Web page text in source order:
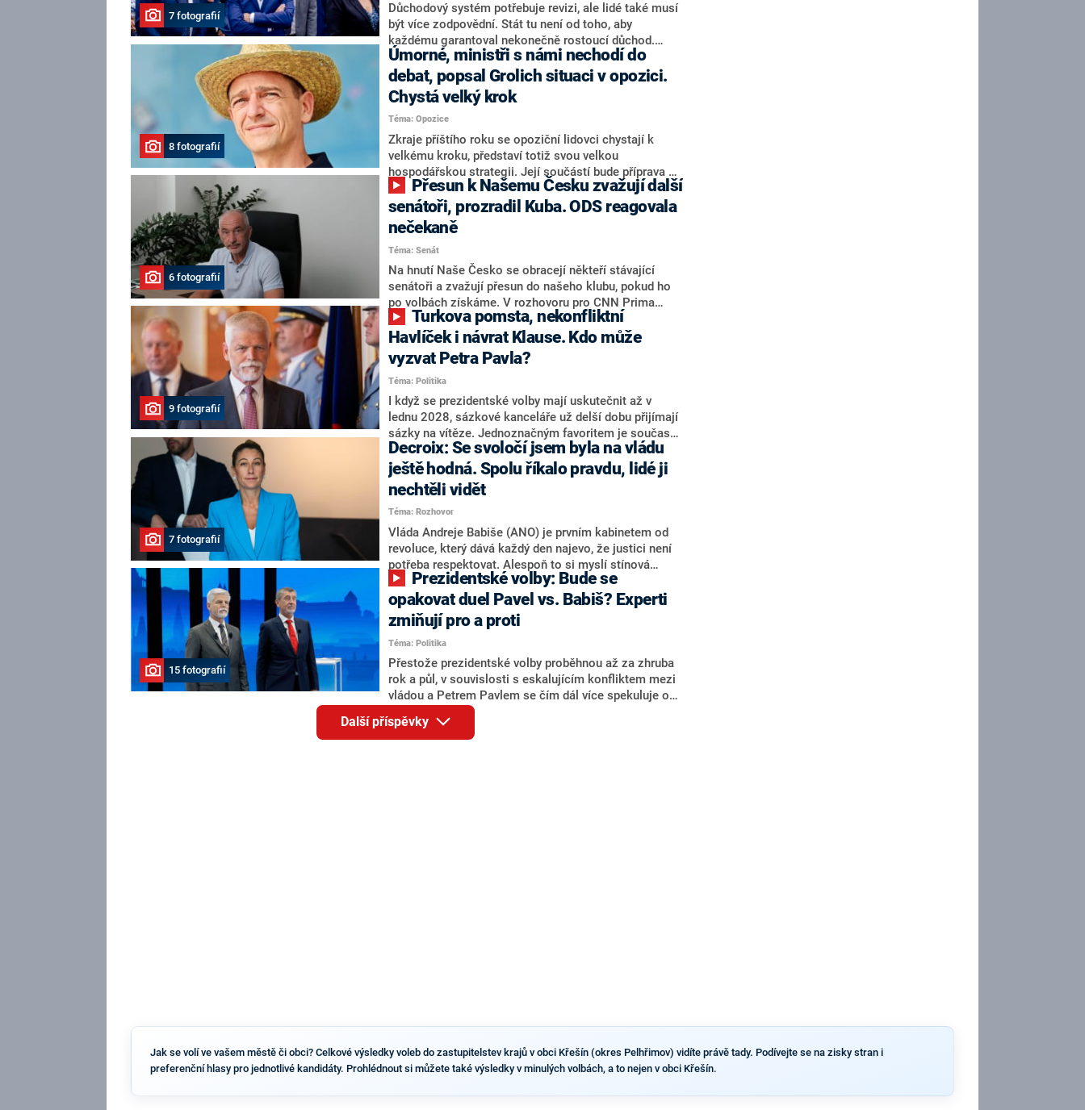
7 fotografií
Důchodový systém potřebuje revizi, ale lidé také musí
být více zodpovědní. Stát tu není od toho, aby
každému garantoval nekonečně rostoucí důchod.
Chybí tu nový systém a my ho představíme,řekl
hejtman Jihočeského kraje a předseda hnutí Naše
Česko Martin Kuba v rozhovoru pro CNN Prima NEWS.
V čele státu pak podle něj nemůže být člověk, který by
střetem zájmů omezoval čerpání financí a rozvoj,
dodal. Řešení u Andreje Babiše ale hodnotit nechtěl.
8 fotografií
Úmorné, ministři s námi nechodí do
debat, popsal Grolich situaci v opozici.
Chystá velký krok
Téma: Opozice
Zkraje příštího roku se opoziční lidovci chystají k
velkému kroku, představí totiž svou velkou
hospodářskou strategii. Její součástí bude příprava na
stárnutí populace, řekl ve středu na setkání s novináři
nový předseda lidovců Jan Grolich. Ten zároveň v
senátních volbách kandiduje ve Vyškově. Popsal i
aktivitu opozice, o níž vládní strany nebo političtí
komentátoři mluví jako o slabé a v defenzivě. „Je to
úmorná práce upozorňovat na chyby vlády. Ministři s
námi navíc nechodí do debat. Chceme ale ukazovat
svoje témata,“ odpověděl Grolich na dotaz CNN Prima
NEWS.
6 fotografií
senátoři, prozradil Kuba. ODS reagovala
nečekaně
Téma: Senát
Na hnutí Naše Česko se obracejí někteří stávající
senátoři a zvažují přesun do našeho klubu, pokud ho
po volbách získáme. V rozhovoru pro CNN Prima
NEWS to řekl zakladatel hnutí a jihočeský hejtman
Martin Kuba. Konkrétní nebyl, ale získat by takto mohl
například senátora Zdeňka Hrabu, který je dnes
součástí klubu ODS a TOP 09. Hraba to na dotaz
redakce nevyloučil. Předseda klubu senátorů ODS
Zdeněk Nytra redakci řekl, že počítá s odchodem
některých senátorů z klubu a že Naše Česko není
nepřítel, ale soupeř.
9 fotografií
Havlíček i návrat Klause. Kdo může
vyzvat Petra Pavla?
Téma: Politika
I když se prezidentské volby mají uskutečnit až v
lednu 2028, sázkové kanceláře už delší dobu přijímají
sázky na vítěze. Jednoznačným favoritem je současná
hlava státu Petr Pavel. Daleko za ním pak bookmakeři
zmiňují dva výrazné politiky ANO, tedy premiéra
Andreje Babiše a ministra průmyslu Karla Havlíčka.
Oblíbeným tipem samotných sázkařů je poslanec za
Motoristy Filip Turek. Politolog Jan Kubáček nicméně
o případné kandidatuře kohokoliv ze zmíněné trojice
značně pochybuje. Podle něj současná koalice dosud
nemá osobu, která by Pavlovi mohla konkurovat.
7 fotografií
Decroix: Se svoločí jsem byla na vládu
ještě hodná. Spolu říkalo pravdu, lidé ji
nechtěli vidět
Téma: Rozhovor
Vláda Andreje Babiše (ANO) je prvním kabinetem od
revoluce, který dává každý den najevo, že justici není
potřeba respektovat. Alespoň to si myslí stínová
ministryně spravedlnosti ODS Eva Decroix. V
rozhovoru pro CNN Prima NEWS si nebrala servítky
ohledně politického výkonu svého nástupce Jeronýma
Tejce (za ANO) či vládní zmocněnkyně pro lidská
práva Taťány Malé (ANO). Označením „svoloč“ na
adresu vlády prý byla ještě hodná. Decroix se také
vrátila k volební porážce koalice Spolu či promluvila o
hnutí Naše Česko Martina Kuby.
15 fotografií
opakovat duel Pavel vs. Babiš? Experti
zmiňují pro a proti
Téma: Politika
Přestože prezidentské volby proběhnou až za zhruba
rok a půl, v souvislosti s eskalujícím konfliktem mezi
vládou a Petrem Pavlem se čím dál více spekuluje o
tom, koho by do bitvy o Hrad mohla vyslat současná
koalice. Někteří političtí komentátoři znovu vytahují
jméno premiéra Andreje Babiše (ANO). Jak moc je
Další příspěvky
Jak se volí ve vašem městě či obci? Celkové výsledky voleb do zastupitelstev krajů v obci Křešín (okres Pelhřimov) vidíte právě tady. Podívejte se na zisky stran i
preferenční hlasy pro jednotlivé kandidáty. Prohlédnout si můžete také výsledky v minulých volbách, a to nejen v obci Křešín.